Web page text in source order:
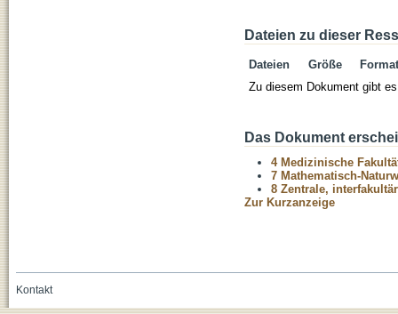
Dateien zu dieser
Dateien Größe
Format
Zu diesem Dokument gibt
Das Dokument
4 Medizinische
7 Mathematisch-
8 Zentrale,
Zur Kurzanzeige
Kontakt